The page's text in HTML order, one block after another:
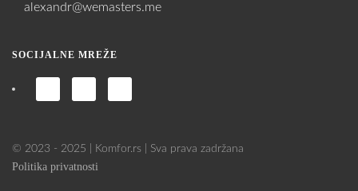
alexandr@wemasters.me
SOCIJALNE MREŽE
© 2023 - 2025 | Komfor.rs | Sva prava zadržana
Politika privatnosti